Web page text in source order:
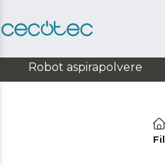
Robot aspirapolvere